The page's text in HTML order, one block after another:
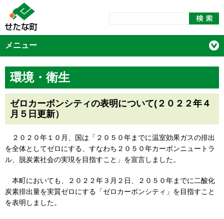
メニュー
環境・衛生
ゼロカーボンシティの表明について(２０２２年４
月５日更新）
２０２０年１０月、国は「２０５０年までに温室効果ガスの排出
を全体としてゼロにする、すなわち２０５０年カーボンニュートラ
ル、脱炭素社会の実現を目指すこと」を宣言しました。
本町においても、２０２２年３月２日、２０５０年までに二酸化
炭素排出量を実質ゼロにする「ゼロカーボンシティ」を目指すこと
を表明しました。